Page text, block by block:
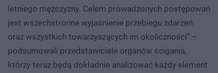
letniego mężczyzny. Celem prowadzonych postępowań
jest wszechstronne wyjaśnienie przebiegu zdarzeń
oraz wszystkich towarzyszących im okoliczności” –
podsumowali przedstawiciele organów ścigania,
którzy teraz będą dokładnie analizować każdy element